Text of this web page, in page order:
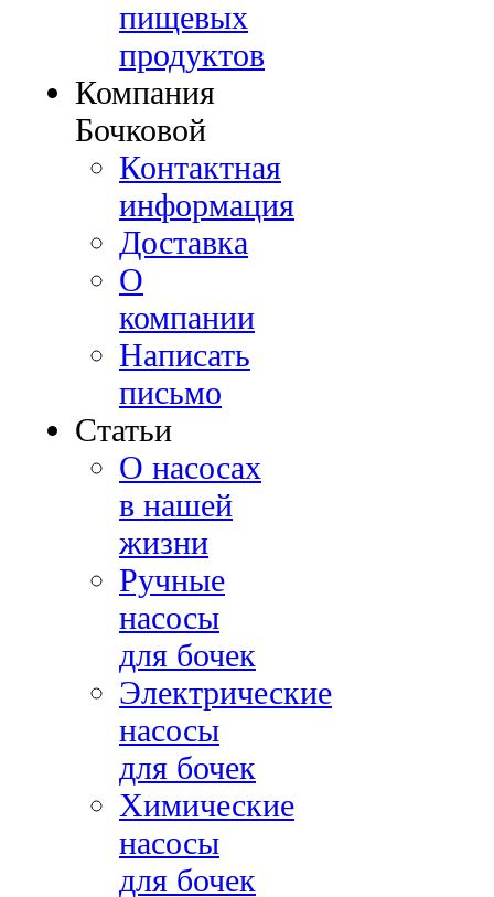
пищевых
продуктов
Компания
Бочковой
Контактная
информация
Доставка
О
компании
Написать
письмо
Cтатьи
О насосах
в нашей
жизни
Ручные
насосы
для бочек
Электрические
насосы
для бочек
Химические
насосы
для бочек